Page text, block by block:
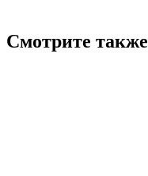
Смотрите также